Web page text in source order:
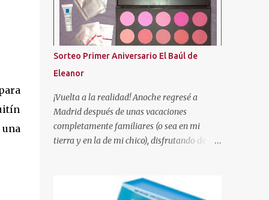
Sorteo Primer Aniversario El Baúl de
Eleanor
¡Vuelta a la realidad! Anoche regresé a
Madrid después de unas vacaciones
completamente familiares (o sea en mi
tierra y en la de mi chico), disfrutando de
traigo el sorteo prometido para celebrar este